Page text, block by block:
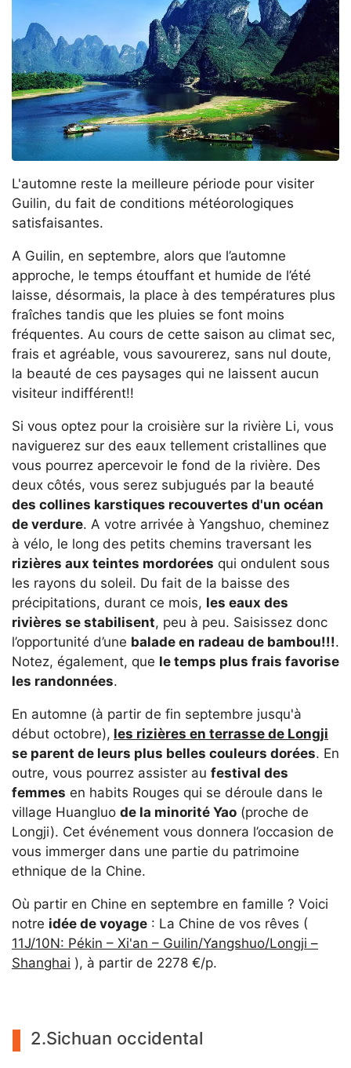
L'automne reste la meilleure période pour visiter
Guilin, du fait de conditions météorologiques
satisfaisantes.
A Guilin, en septembre, alors que l’automne
approche, le temps étouffant et humide de l’été
laisse, désormais, la place à des températures plus
fraîches tandis que les pluies se font moins
fréquentes. Au cours de cette saison au climat sec,
frais et agréable, vous savourerez, sans nul doute,
la beauté de ces paysages qui ne laissent aucun
visiteur indifférent!!
Si vous optez pour la croisière sur la rivière Li, vous
naviguerez sur des eaux tellement cristallines que
vous pourrez apercevoir le fond de la rivière. Des
deux côtés, vous serez subjugués par la beauté
des collines karstiques recouvertes d'un océan
de verdure. A votre arrivée à Yangshuo, cheminez
à vélo, le long des petits chemins traversant les
rizières aux teintes mordorées qui ondulent sous
les rayons du soleil. Du fait de la baisse des
précipitations, durant ce mois, les eaux des
rivières se stabilisent, peu à peu. Saisissez donc
l’opportunité d’une balade en radeau de bambou!!!.
Notez, également, que le temps plus frais favorise
les randonnées.
En automne (à partir de fin septembre jusqu'à
début octobre), les rizières en terrasse de Longji
se parent de leurs plus belles couleurs dorées. En
outre, vous pourrez assister au festival des
femmes en habits Rouges qui se déroule dans le
village Huangluo de la minorité Yao (proche de
Longji). Cet événement vous donnera l’occasion de
vous immerger dans une partie du patrimoine
ethnique de la Chine.
Où partir en Chine en septembre en famille ? Voici
notre idée de voyage : La Chine de vos rêves (
11J/10N: Pékin – Xi'an – Guilin/Yangshuo/Longji –
Shanghai ), à partir de 2278 €/p.
2.Sichuan occidental